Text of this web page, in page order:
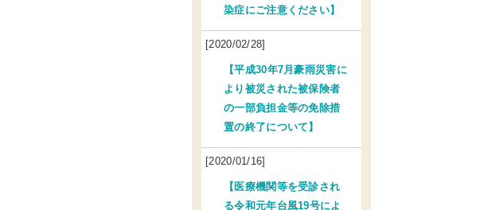
染症にご注意ください】
[2020/02/28]
【平成30年7月豪雨災害に
より被災された被保険者
の一部負担金等の免除措
置の終了について】
[2020/01/16]
【医療機関等を受診され
る令和元年台風19号によ